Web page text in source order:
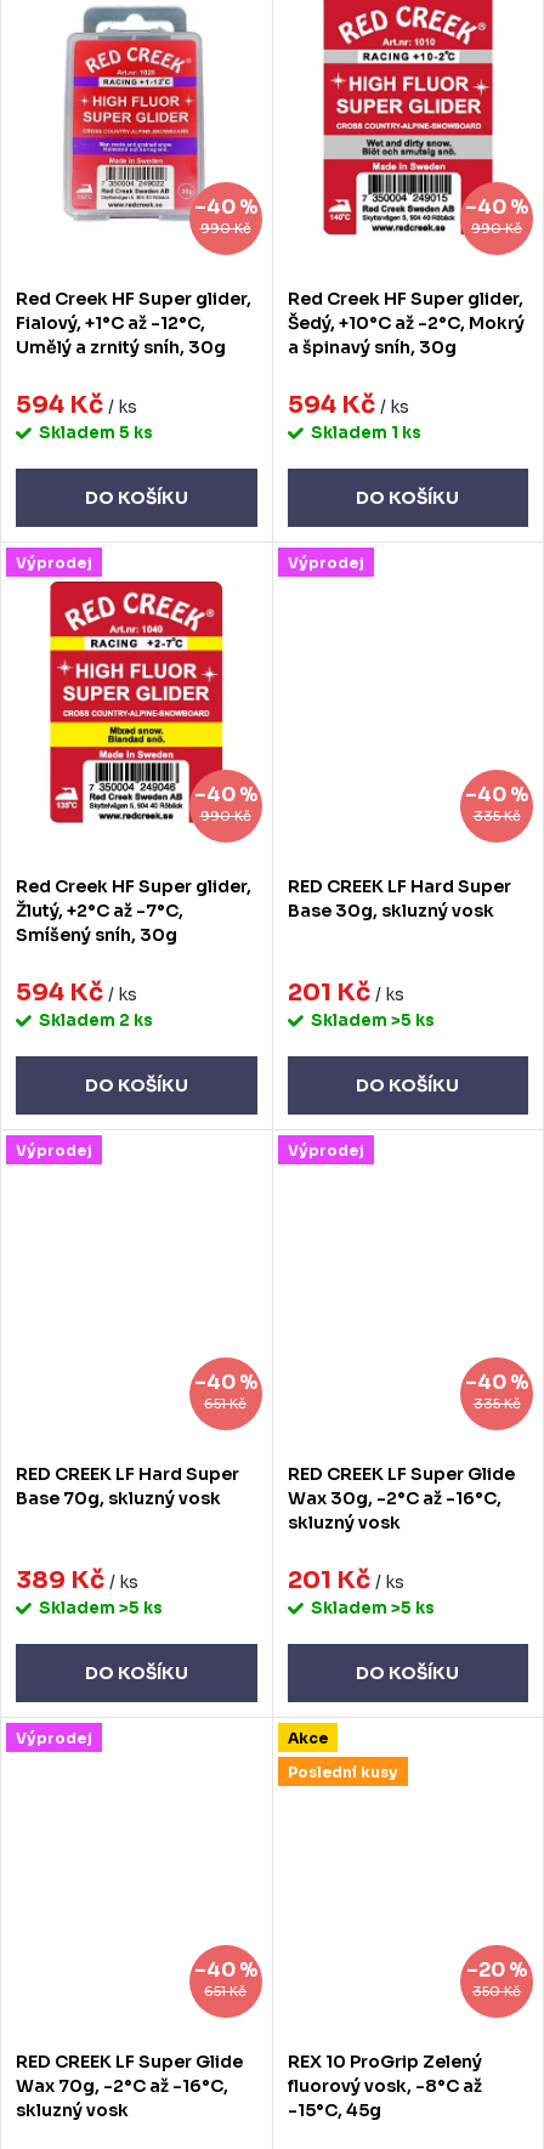
u
k
t
ů
Nejprodávanější
Abecedně
d
u
k
990 Kč
–40 %
Red Creek HF Super glider,
Fialový, +1°C až -12°C,
Umělý a zrnitý sníh, 30g
594 Kč / ks
Skladem 5 ks
DO KOŠÍKU
990 Kč
–40 %
Red Creek HF Super glider,
Šedý, +10°C až -2°C, Mokrý
a špinavý sníh, 30g
594 Kč / ks
Skladem 1 ks
DO KOŠÍKU
Výprodej
990 Kč
–40 %
Red Creek HF Super glider,
Žlutý, +2°C až -7°C,
Smíšený sníh, 30g
594 Kč / ks
Skladem 2 ks
DO KOŠÍKU
Výprodej
335 Kč
–40 %
RED CREEK LF Hard Super
Base 30g, skluzný vosk
201 Kč / ks
Skladem >5 ks
DO KOŠÍKU
Výprodej
651 Kč
–40 %
RED CREEK LF Hard Super
Base 70g, skluzný vosk
389 Kč / ks
Skladem >5 ks
DO KOŠÍKU
Výprodej
335 Kč
–40 %
RED CREEK LF Super Glide
Wax 30g, -2°C až -16°C,
skluzný vosk
201 Kč / ks
Skladem >5 ks
DO KOŠÍKU
Výprodej
651 Kč
–40 %
RED CREEK LF Super Glide
Wax 70g, -2°C až -16°C,
skluzný vosk
Akce
Poslední kusy
350 Kč
–20 %
REX 10 ProGrip Zelený
fluorový vosk, -8°C až
-15°C, 45g